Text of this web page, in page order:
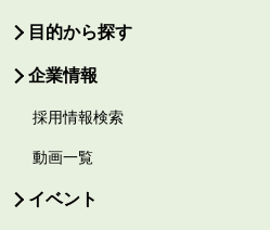
目的から探す
企業情報
採用情報検索
動画一覧
イベント